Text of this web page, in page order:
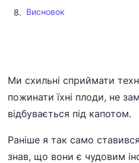
Ми схильні сприймати
пожинати їхні плоди, не
відбувається під капотом.
Раніше я так само
знав, що вони є чудовим
Висновок